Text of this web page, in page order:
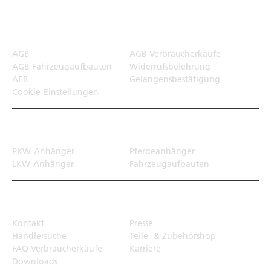
AGB
AGB Verbraucherkäufe
AGB Fahrzeugaufbauten
Widerrufsbelehrung
AEB
Gelangensbestätigung
Cookie-Einstellungen
PKW-Anhänger
Pferdeanhänger
LKW-Anhänger
Fahrzeugaufbauten
Kontakt
Presse
Händlersuche
Teile- & Zubehörshop
FAQ Verbraucherkäufe
Karriere
Downloads